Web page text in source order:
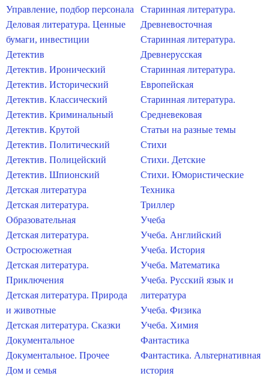
Управление, подбор персонала
Деловая литература. Ценные
бумаги, инвестиции
Детектив
Детектив. Иронический
Детектив. Исторический
Детектив. Классический
Детектив. Криминальный
Детектив. Крутой
Детектив. Политический
Детектив. Полицейский
Детектив. Шпионский
Детская литература
Детская литература.
Образовательная
Детская литература.
Остросюжетная
Детская литература.
Приключения
Детская литература. Природа
и животные
Детская литература. Сказки
Документальное
Документальное. Прочее
Дом и семья
Старинная литература.
Древневосточная
Старинная литература.
Древнерусская
Старинная литература.
Европейская
Старинная литература.
Средневековая
Статьи на разные темы
Стихи
Стихи. Детские
Стихи. Юмористические
Техника
Триллер
Учеба
Учеба. Английский
Учеба. История
Учеба. Математика
Учеба. Русский язык и
литература
Учеба. Физика
Учеба. Химия
Фантастика
Фантастика. Альтернативная
история